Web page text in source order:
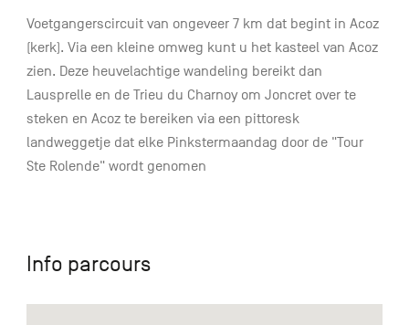
Voetgangerscircuit van ongeveer 7 km dat begint in Acoz
(kerk). Via een kleine omweg kunt u het kasteel van Acoz
zien. Deze heuvelachtige wandeling bereikt dan
Lausprelle en de Trieu du Charnoy om Joncret over te
steken en Acoz te bereiken via een pittoresk
landweggetje dat elke Pinkstermaandag door de "Tour
Ste Rolende" wordt genomen
Info parcours